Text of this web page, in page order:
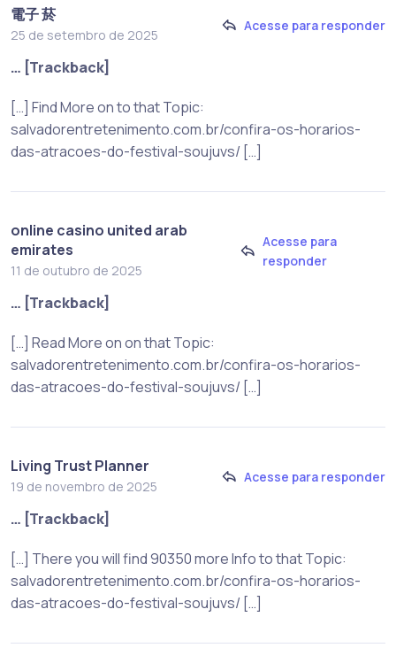
電子 菸
25 de setembro de 2025
Acesse para responder
… [Trackback]
[…] Find More on to that Topic:
salvadorentretenimento.com.br/confira-os-horarios-
das-atracoes-do-festival-soujuvs/ […]
online casino united arab
emirates
11 de outubro de 2025
Acesse para
responder
… [Trackback]
[…] Read More on on that Topic:
salvadorentretenimento.com.br/confira-os-horarios-
das-atracoes-do-festival-soujuvs/ […]
Living Trust Planner
19 de novembro de 2025
Acesse para responder
… [Trackback]
[…] There you will find 90350 more Info to that Topic:
salvadorentretenimento.com.br/confira-os-horarios-
das-atracoes-do-festival-soujuvs/ […]